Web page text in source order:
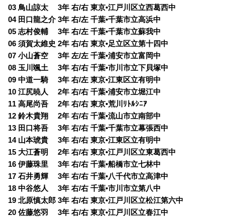
03 鳥山諒太 3年 右/右 東京•江戸川区立西葛西中
04 田口龍之介 3年 右/左 千葉•千葉市立高浜中
05 志村俊輔 3年 右/左 千葉•千葉市立蘇我中
06 須賀太維史 2年 右/右 東京•足立区立第十四中
07 小山蒼空 3年 左/左 千葉•浦安市立富岡中
08 玉川颯土 3年 右/右 千葉•市川市立下貝塚中
09 中道一騎 3年 右/左 東京•江東区立有明中
10 江尻暁人 2年 右/右 千葉•浦安市立堀江中
11 高尾尚吾 2年 右/右 東京•荒川ﾘﾄﾙｼﾆｱ
12 鈴木貴翔 2年 右/右 千葉•流山市立南部中
13 田口将吾 3年 右/右 千葉•千葉市立幕張西中
14 山本琥貴 3年 右/右 東京•江東区立有明中
15 大江蒼明 2年 右/右 東京•江戸川区立東葛西中
16 伊藤珠里 3年 右/右 千葉•船橋市立七林中
17 石井勇輝 3年 右/右 千葉•八千代市立高津中
18 中谷悠人 3年 右/右 千葉•市川市立第八中
19 北原慎太郎 3年 右/右 東京•江戸川区立松江第六中
20 佐藤悠羽 3年 右/右 東京•江戸川区立春江中